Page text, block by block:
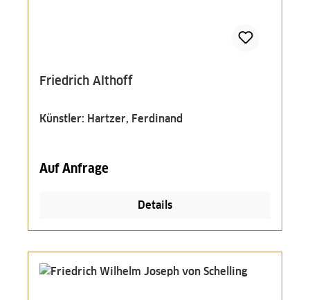
Friedrich Althoff
Künstler: Hartzer, Ferdinand
Auf Anfrage
Details